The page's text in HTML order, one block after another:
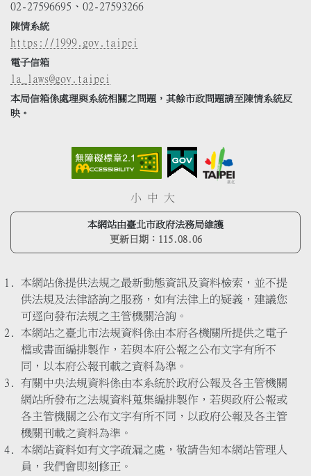
02-27596695、02-27593266
陳情系統
https://1999.gov.taipei
電子信箱
la_laws@gov.taipei
本局信箱係處理與系統相關之問題，其餘市政問題請至陳情系統反
映。
小 中 大
本網站由臺北市政府法務局維護
更新日期： 115.08.06
本網站係提供法規之最新動態資訊及資料檢索，並不提
供法規及法律諮詢之服務，如有法律上的疑義，建議您
可逕向發布法規之主管機關洽詢。
本網站之臺北市法規資料係由本府各機關所提供之電子
檔或書面編排製作，若與本府公報之公布文字有所不
同，以本府公報刊載之資料為準。
有關中央法規資料係由本系統於政府公報及各主管機關
網站所發布之法規資料蒐集編排製作，若與政府公報或
各主管機關之公布文字有所不同，以政府公報及各主管
機關刊載之資料為準。
本網站資料如有文字疏漏之處，敬請告知本網站管理人
員，我們會即刻修正。